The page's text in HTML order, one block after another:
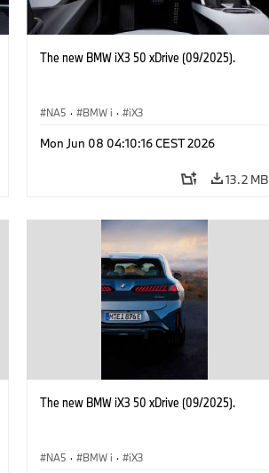
The new BMW iX3 50 xDrive (09/2025).
NA5 · BMW i · iX3
Mon Jun 08 04:10:16 CEST 2026
13.2 MB
The new BMW iX3 50 xDrive (09/2025).
NA5 · BMW i · iX3